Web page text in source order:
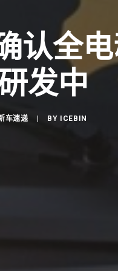
认全
发中
车速递 BY ICEBIN